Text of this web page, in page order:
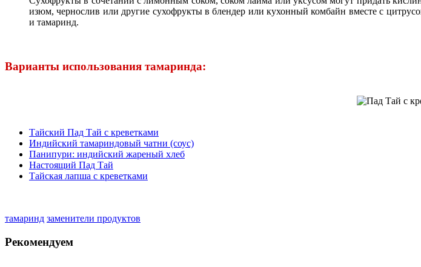
изюм, чернослив или другие сухофрукты в блендер или кухонный комбайн вместе с
и тамаринд.
Варианты использования тамаринда:
Тайский Пад Тай с креветками
Индийский тамариндовый чатни (соус)
Панипури: индийский жареный хлеб
Настоящий Пад Тай
Тайская лапша с креветками
тамаринд заменители продуктов
Рекомендуем